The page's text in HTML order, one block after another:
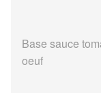
Base sauce
oeuf